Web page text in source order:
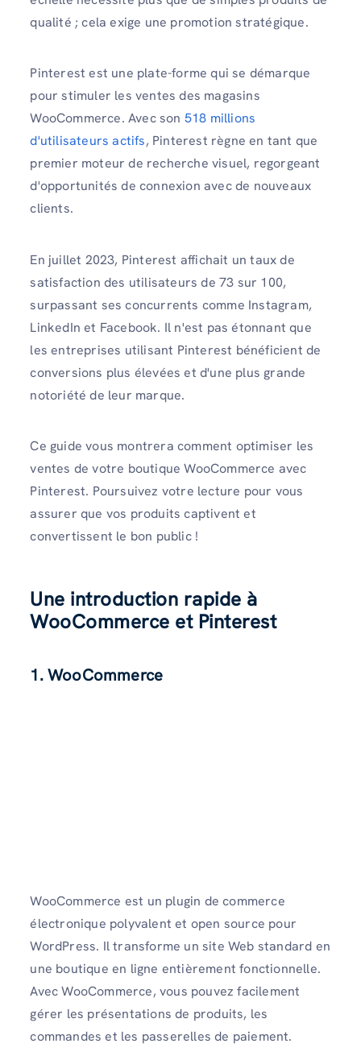
qualité ; cela exige une promotion stratégique.
Pinterest est une plate-forme qui se démarque
pour stimuler les ventes des magasins
WooCommerce. Avec son 518 millions
d'utilisateurs actifs, Pinterest règne en tant que
premier moteur de recherche visuel, regorgeant
d'opportunités de connexion avec de nouveaux
clients.
En juillet 2023, Pinterest affichait un taux de
satisfaction des utilisateurs de 73 sur 100,
surpassant ses concurrents comme Instagram,
LinkedIn et Facebook. Il n'est pas étonnant que
les entreprises utilisant Pinterest bénéficient de
conversions plus élevées et d'une plus grande
notoriété de leur marque.
Ce guide vous montrera comment optimiser les
ventes de votre boutique WooCommerce avec
Pinterest. Poursuivez votre lecture pour vous
assurer que vos produits captivent et
convertissent le bon public !
Une introduction rapide à
WooCommerce et Pinterest
1. WooCommerce
WooCommerce est un plugin de commerce
électronique polyvalent et open source pour
WordPress. Il transforme un site Web standard en
une boutique en ligne entièrement fonctionnelle.
Avec WooCommerce, vous pouvez facilement
gérer les présentations de produits, les
commandes et les passerelles de paiement.